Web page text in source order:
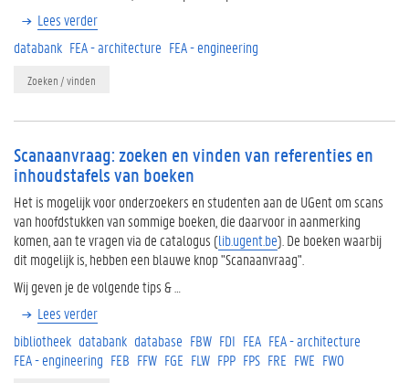
Lees verder
databank FEA - architecture FEA - engineering
Zoeken / vinden
Scanaanvraag: zoeken en vinden van referenties en
inhoudstafels van boeken
Het is mogelijk voor onderzoekers en studenten aan de UGent om scans
van hoofdstukken van sommige boeken, die daarvoor in aanmerking
komen, aan te vragen via de catalogus (lib.ugent.be). De boeken waarbij
dit mogelijk is, hebben een blauwe knop "Scanaanvraag".
Wij geven je de volgende tips & …
Lees verder
bibliotheek databank database FBW FDI FEA FEA - architecture
FEA - engineering FEB FFW FGE FLW FPP FPS FRE FWE FWO